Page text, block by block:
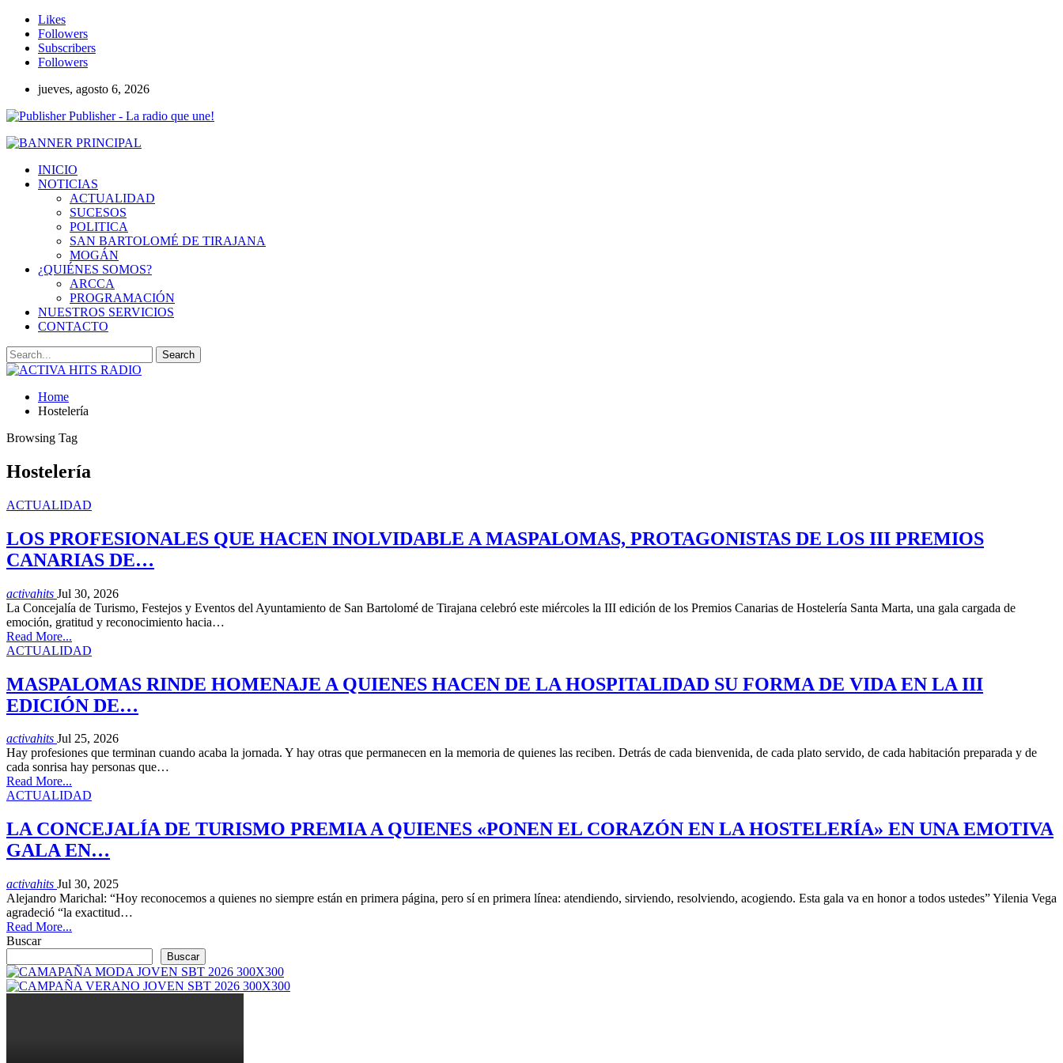
Likes
Followers
Subscribers
Followers
jueves, agosto 6, 2026
Publisher - La radio que une!
INICIO
NOTICIAS
ACTUALIDAD
SUCESOS
POLITICA
SAN BARTOLOMÉ DE TIRAJANA
MOGÁN
¿QUIÉNES SOMOS?
ARCCA
PROGRAMACIÓN
NUESTROS SERVICIOS
CONTACTO
Home
Hostelería
Browsing Tag
Hostelería
ACTUALIDAD
LOS PROFESIONALES QUE HACEN INOLVIDABLE A MASPALOMAS, PROTAGONISTAS DE LOS III PREMIOS
CANARIAS DE…
activahits Jul 30, 2026
La Concejalía de Turismo, Festejos y Eventos del Ayuntamiento de San Bartolomé de Tirajana celebró este miércoles la III edición de los Premios Canarias de Hostelería Santa Marta, una gala cargada de
emoción, gratitud y reconocimiento hacia…
Read More...
ACTUALIDAD
MASPALOMAS RINDE HOMENAJE A QUIENES HACEN DE LA HOSPITALIDAD SU FORMA DE VIDA EN LA III
EDICIÓN DE…
activahits Jul 25, 2026
Hay profesiones que terminan cuando acaba la jornada. Y hay otras que permanecen en la memoria de quienes las reciben. Detrás de cada bienvenida, de cada plato servido, de cada habitación preparada y de
cada sonrisa hay personas que…
Read More...
ACTUALIDAD
LA CONCEJALÍA DE TURISMO PREMIA A QUIENES «PONEN EL CORAZÓN EN LA HOSTELERÍA» EN UNA EMOTIVA
GALA EN…
activahits Jul 30, 2025
Alejandro Marichal: “Hoy reconocemos a quienes no siempre están en primera página, pero sí en primera línea: atendiendo, sirviendo, resolviendo, acogiendo. Esta gala va en honor a todos ustedes” Yilenia Vega
agradeció “la exactitud…
Read More...
Buscar
Buscar